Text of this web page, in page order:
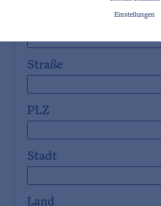
Straße
PLZ
Stadt
Land
Einstellungen